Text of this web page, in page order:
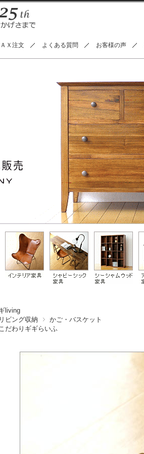
Ｘ注文 よくある質問 お客様の声
living
ビング収納
かご・バスケット
だわりギギらいふ